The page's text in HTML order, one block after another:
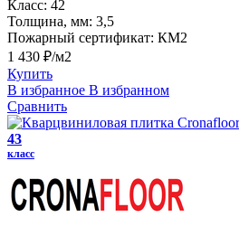
Класс: 42
Толщина, мм: 3,5
Пожарный сертификат: КМ2
1 430 ₽/м2
Купить
В избранное В избранном
Сравнить
43
класс